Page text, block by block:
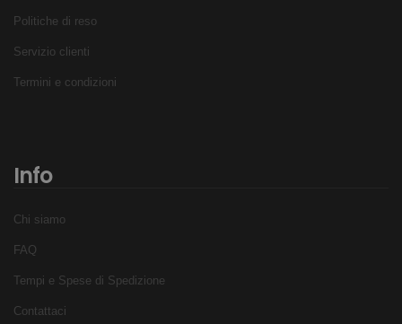
Politiche di reso
Servizio clienti
Termini e condizioni
Info
Chi siamo
FAQ
Tempi e Spese di Spedizione
Contattaci